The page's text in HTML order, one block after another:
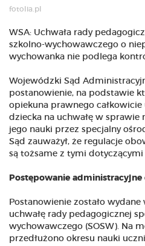
fotolia.pl
WSA: Uchwała rady
szkolno-wychowawczego o
wychowanka nie podlega
Wojewódzki Sąd
postanowienie, na podstawie
opiekuna prawnego
dziecka na uchwałę w sprawie
jego nauki przez specjalny
Sąd zauważył, że regulacje
są tożsame z tymi dotyczącymi
Postępowanie
Postanowienie zostało
uchwałę rady pedagogicznej
wychowawczego (SOSW). Na
przedłużono okresu nauki